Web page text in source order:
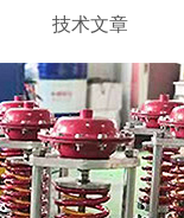
技术文章